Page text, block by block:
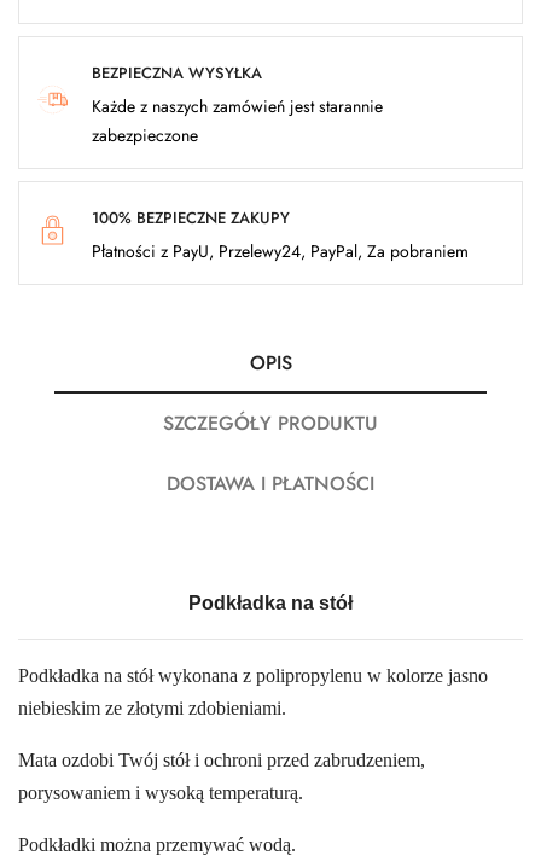
BEZPIECZNA WYSYŁKA
Każde z naszych zamówień jest starannie
zabezpieczone
100% BEZPIECZNE ZAKUPY
Płatności z PayU, Przelewy24, PayPal, Za pobraniem
OPIS
SZCZEGÓŁY PRODUKTU
DOSTAWA I PŁATNOŚCI
Podkładka na stół
Podkładka na stół wykonana z polipropylenu w kolorze jasno
niebieskim ze złotymi zdobieniami.
Mata ozdobi Twój stół i ochroni przed zabrudzeniem,
porysowaniem i wysoką temperaturą.
Podkładki można przemywać wodą.